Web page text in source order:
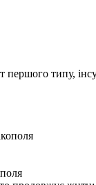
першого типу,